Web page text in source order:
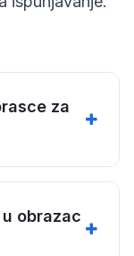
za
obrazac